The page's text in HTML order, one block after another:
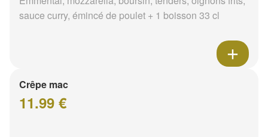
sauce curry, émincé de poulet + 1 boisson 33 cl
Crêpe mac
11.99 €